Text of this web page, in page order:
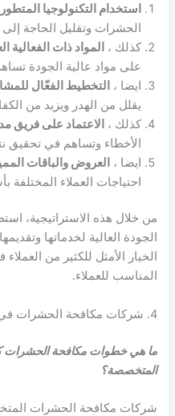
استخدام التكنولوجيا
الحشرات وتقليل الحاجة
كذلك ، المواد ذات الفعالية
على مواد عالية الجودة
ايضا ، التخطيط الفعّال
يقلل من الهدر ويزيد من
كذلك ، الاعتماد على فريق
الأخطاء وتساهم في تحقيق
ايضا ، العروض والباقات
احتياجات العملاء المختلفة
من خلال هذه الاستراتيجية،
الجودة العالية لخدماتها
الخيار الأمثل للكثير من
المناسب للعملاء.
4. شركات مكافحة الحشرات في هليوبليس
ما هي خطوات مكافحة الحشرات
المتخصصة؟
شركات مكافحة الحشرات